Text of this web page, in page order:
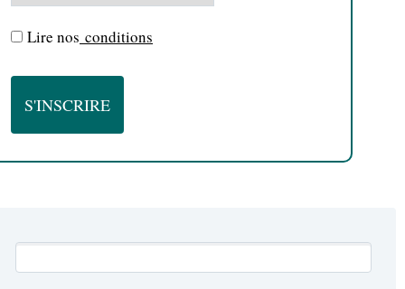
Lire nos conditions